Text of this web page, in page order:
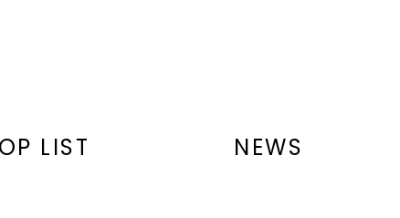
ーパーオキシドジスムターゼ、
ロドデンドロンフェルギネウム
LIST NEWS